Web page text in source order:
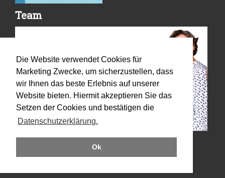
Die Website verwendet Cookies für
Marketing Zwecke, um sicherzustellen, dass
wir Ihnen das beste Erlebnis auf unserer
Website bieten. Hiermit akzeptieren Sie das
Setzen der Cookies und bestätigen die
Datenschutzerklärung.
Ok
Team